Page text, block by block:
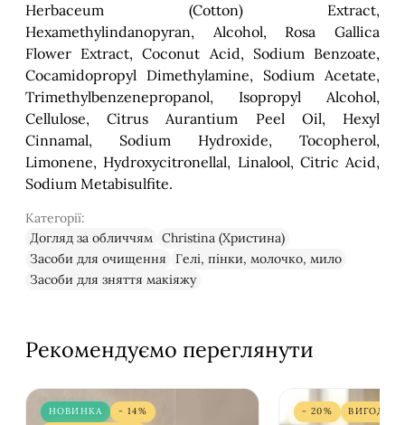
Herbaceum (Cotton) Extract,
Hexamethylindanopyran, Alcohol, Rosa Gallica
Flower Extract, Coconut Acid, Sodium Benzoate,
Cocamidopropyl Dimethylamine, Sodium Acetate,
Trimethylbenzenepropanol, Isopropyl Alcohol,
Cellulose, Citrus Aurantium Peel Oil, Hexyl
Cinnamal, Sodium Hydroxide, Tocopherol,
Limonene, Hydroxycitronellal, Linalool, Citric Acid,
Sodium Metabisulfite.
Категорії:
Догляд за обличчям Christina (Христина)
Засоби для очищення
Гелі, пінки, молочко, мило
Засоби для зняття макіяжу
Рекомендуємо переглянути
НОВИНКА
- 14%
- 20% ВИГОДА